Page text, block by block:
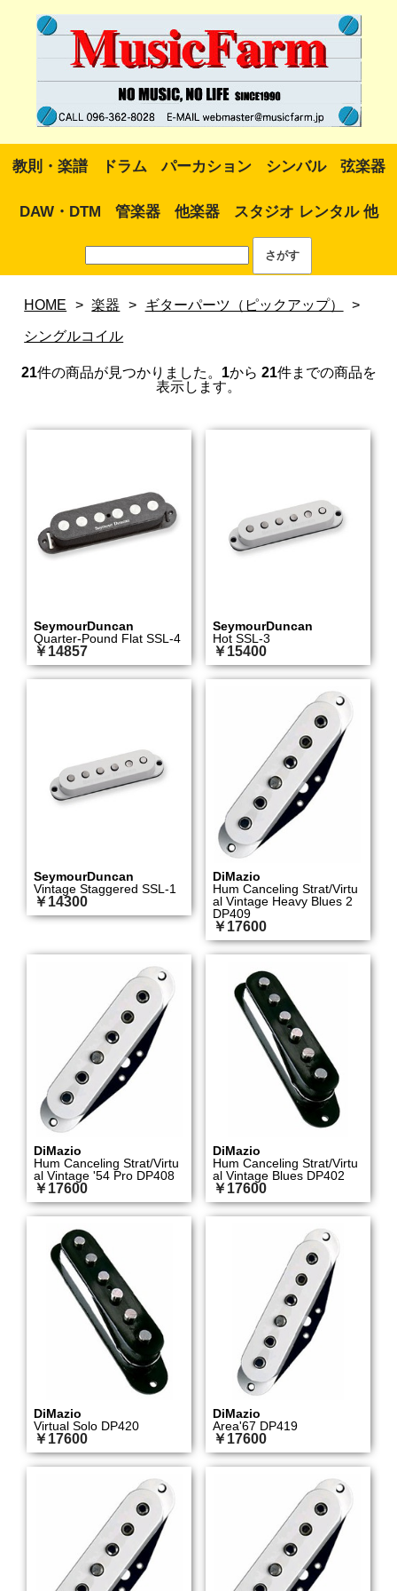
教則・楽譜 ドラム パーカション シンバル 弦楽器
DAW・DTM 管楽器 他楽器 スタジオ レンタル 他
HOME > 楽器 > ギターパーツ（ピックアップ） >
シングルコイル
21件の商品が見つかりました。 1から 21件までの商品を
表示します。
SeymourDuncan
Quarter-Pound Flat SSL-4
￥14857
SeymourDuncan
Hot SSL-3
￥15400
SeymourDuncan
Vintage Staggered SSL-1
￥14300
DiMazio
Hum Canceling Strat/Virtu
al Vintage Heavy Blues 2
DP409
￥17600
DiMazio
Hum Canceling Strat/Virtu
al Vintage '54 Pro DP408
￥17600
DiMazio
Hum Canceling Strat/Virtu
al Vintage Blues DP402
￥17600
DiMazio
Virtual Solo DP420
￥17600
DiMazio
Area'67 DP419
￥17600